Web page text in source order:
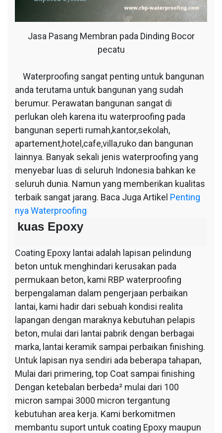
Jasa Pasang Membran pada Dinding Bocor
pecatu
Waterproofing sangat penting untuk bangunan
anda terutama untuk bangunan yang sudah
berumur. Perawatan bangunan sangat di
perlukan oleh karena itu waterproofing pada
bangunan seperti rumah,kantor,sekolah,
apartement,hotel,cafe,villa,ruko dan bangunan
lainnya. Banyak sekali jenis waterproofing yang
menyebar luas di seluruh Indonesia bahkan ke
seluruh dunia. Namun yang memberikan kualitas
terbaik sangat jarang. Baca Juga Artikel Penting
nya Waterproofing
kuas Epoxy
Coating Epoxy lantai adalah lapisan pelindung
beton untuk menghindari kerusakan pada
permukaan beton, kami RBP waterproofing
berpengalaman dalam pengerjaan perbaikan
lantai, kami hadir dari sebuah kondisi realita
lapangan dengan maraknya kebutuhan pelapis
beton, mulai dari lantai pabrik dengan berbagai
marka, lantai keramik sampai perbaikan finishing.
Untuk lapisan nya sendiri ada beberapa tahapan,
Mulai dari primering, top Coat sampai finishing
Dengan ketebalan berbeda² mulai dari 100
micron sampai 3000 micron tergantung
kebutuhan area kerja. Kami berkomitmen
membantu suport untuk coating Epoxy maupun